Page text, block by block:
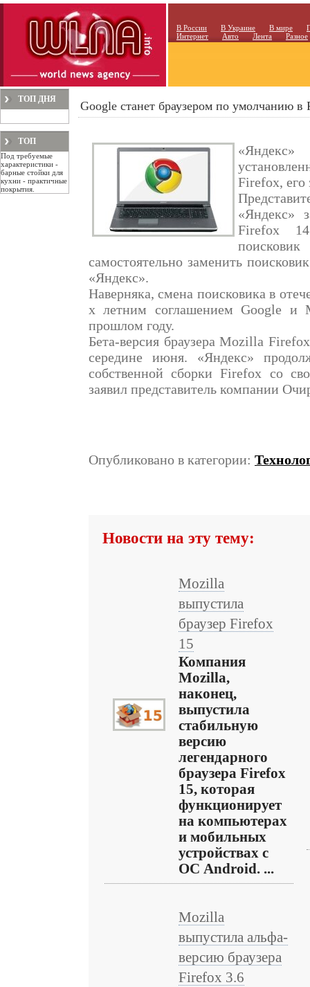
В России В Украине В мире
Интернет
Авто Лента Разное
ТОП ДНЯ
ТОП
МЕСЯЦА
Под требуемые
характеристики -
барные стойки для
кухни - практичные
покрытия.
Google станет браузером по умолчанию в
Firefox, его
«Яндекс»
Firefox
самостоятельно заменить
«Яндекс».
Наверняка, смена поисковика в
х летним соглашением Google и
прошлом году.
Бета-версия браузера Mozilla
середине июня. «Яндекс»
собственной сборки Firefox со
заявил представитель компании
Опубликовано в категории:
Новости на эту тему:
Mozilla
выпустила
браузер Firefox
15
Компания
Mozilla,
наконец,
выпустила
стабильную
версию
легендарного
браузера Firefox
15, которая
функционирует
на компьютерах
и мобильных
устройствах с
ОС Android. ...
Mozilla
выпустила альфа-
версию браузера
Firefox 3.6